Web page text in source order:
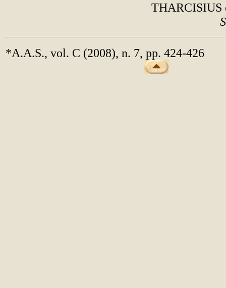
THARCISIUS
*A.A.S., vol. C (2008), n. 7, pp. 424-426